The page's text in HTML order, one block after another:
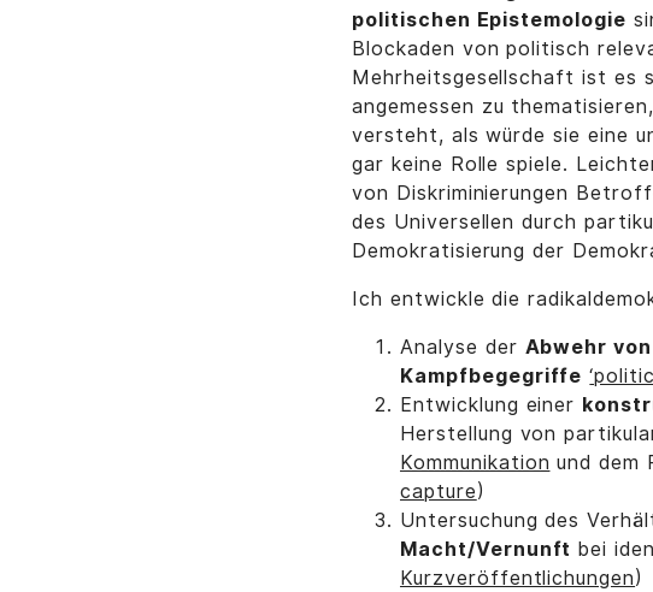
politischen Epistemologie
Blockaden von politisch
Mehrheitsgesellschaft ist es
angemessen zu
versteht, als würde sie eine
gar keine Rolle spiele.
von Diskriminierungen
des Universellen durch
Demokratisierung der
Ich entwickle die
Analyse der Abwehr
Kampfbegegriffe
Entwicklung einer
Herstellung von
Kommunikation und dem
capture)
Untersuchung des
Macht/Vernunft bei
Kurzveröffentlichungen)